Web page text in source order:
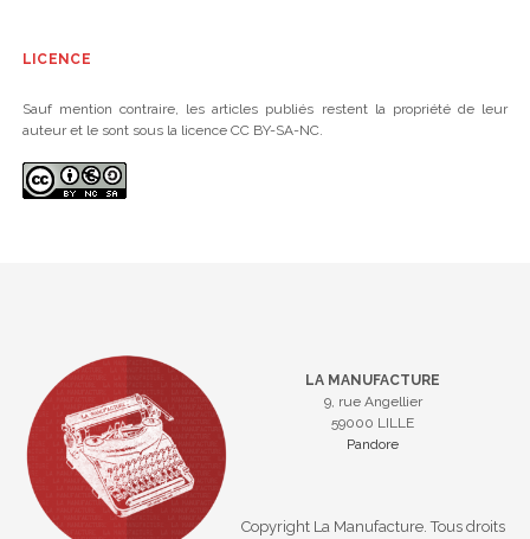
LICENCE
Sauf mention contraire, les articles publiés restent la propriété de leur
auteur et le sont sous la licence CC BY-SA-NC.
LA MANUFACTURE
9, rue Angellier
59000 LILLE
Pandore
Copyright La Manufacture. Tous droits